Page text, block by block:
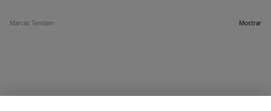
Marcas Tendam Mostrar